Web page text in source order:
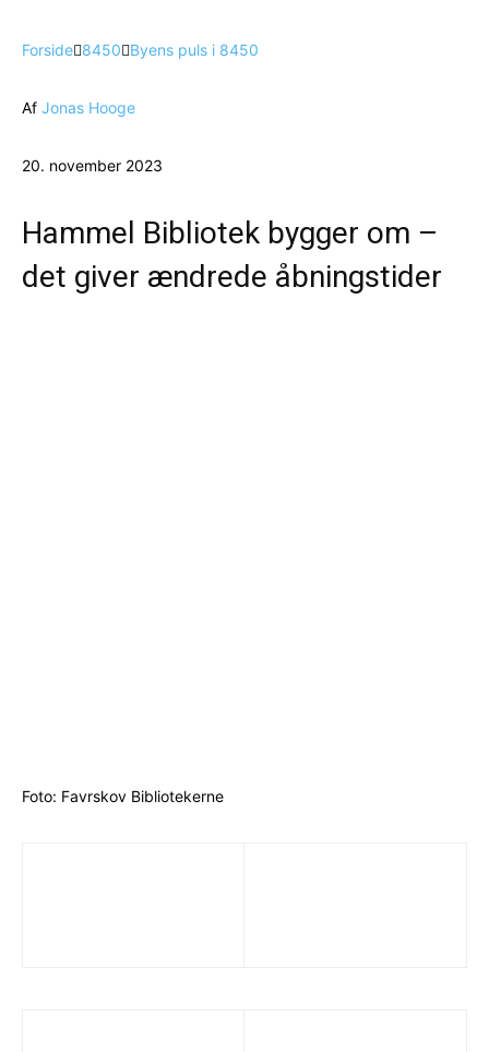
Forside 8450 Byens puls i 8450
Af Jonas Hooge
20. november 2023
Hammel Bibliotek bygger om –
det giver ændrede åbningstider
Foto: Favrskov Bibliotekerne